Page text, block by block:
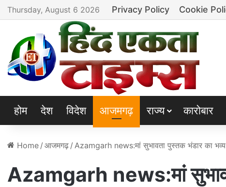
Thursday, August 6 2026 Privacy Policy Cookie
होम देश विदेश आजमगढ़ राज्य कारोबार
Home / आजमगढ़ / Azamgarh news:मां सुभावता पुस्तक भंडार का
Azamgarh news:मां